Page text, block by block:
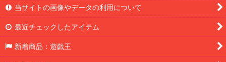
当サイトの画像やデータの利用について
最近チェックしたアイテム
新着商品：遊戯王